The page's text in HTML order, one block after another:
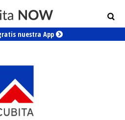
nuestra App